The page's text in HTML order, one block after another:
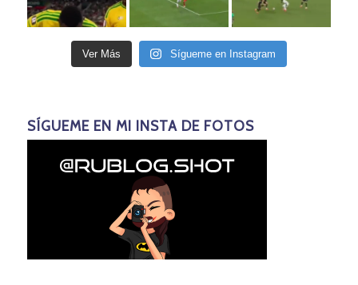
Ver Más Sígueme en Instagram
SÍGUEME EN MI INSTA DE FOTOS